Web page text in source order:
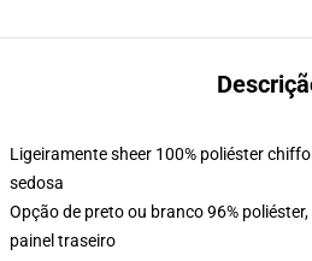
Ligeiramente sheer 100% poliéster
sedosa
Opção de preto ou branco 96%
painel traseiro